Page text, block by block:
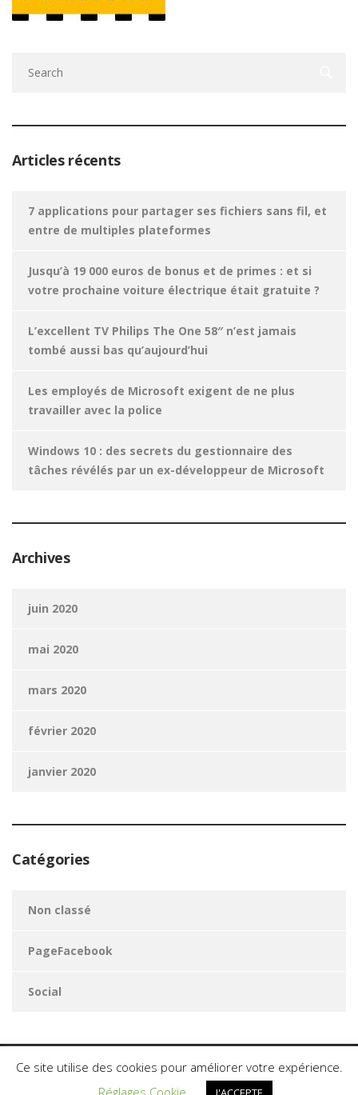
Articles récents
7 applications pour partager ses fichiers sans fil, et
entre de multiples plateformes
Jusqu’à 19 000 euros de bonus et de primes : et si
votre prochaine voiture électrique était gratuite ?
L’excellent TV Philips The One 58″ n’est jamais
tombé aussi bas qu’aujourd’hui
Les employés de Microsoft exigent de ne plus
travailler avec la police
Windows 10 : des secrets du gestionnaire des
tâches révélés par un ex-développeur de Microsoft
Archives
juin 2020
mai 2020
mars 2020
février 2020
janvier 2020
Catégories
Non classé
PageFacebook
Social
AomServices2020. Tous les droits sont réservés.©
Ce site utilise des cookies pour améliorer votre expérience.
Réglages Cookie